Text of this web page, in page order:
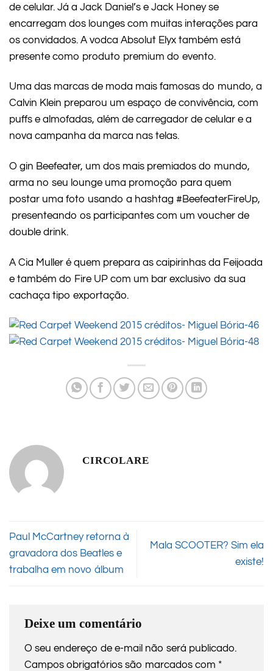
de celular. Já a Jack Daniel’s e Jack Honey se
encarregam dos lounges com muitas interações para
os convidados. A vodca Absolut Elyx também está
presente como produto premium do evento.
Uma das marcas de moda mais famosas do mundo, a
Calvin Klein preparou um espaço de convivência, com
puffs e almofadas, além de carregador de celular e a
nova campanha da marca nas telas.
O gin Beefeater, um dos mais premiados do mundo,
arma no seu lounge uma promoção para quem
postar uma foto usando a hashtag #BeefeaterFireUp,
presenteando os participantes com um voucher de
double drink.
A Cia Muller é quem prepara as caipirinhas da Feijoada
e também do Fire UP com um bar exclusivo da sua
cachaça tipo exportação.
CIRCOLARE
Paul McCartney retorna à
gravadora dos Beatles e
trabalha em novo álbum
Mala SCOOTER? Sim ela
existe!
Deixe um comentário
O seu endereço de e-mail não será publicado.
Campos obrigatórios são marcados com *